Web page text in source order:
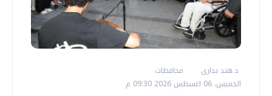
د.هند بدارى
محافظات
الخميس، 06 اغسطس 2026 09:30 م